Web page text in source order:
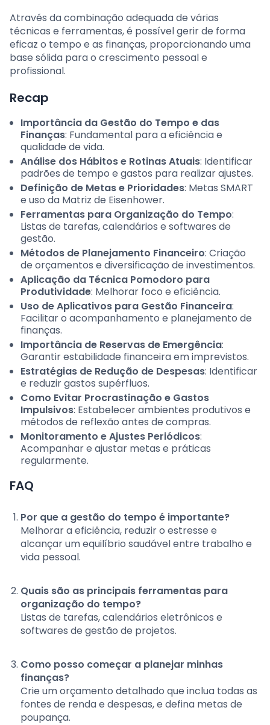
Através da combinação adequada de várias
técnicas e ferramentas, é possível gerir de forma
eficaz o tempo e as finanças, proporcionando uma
base sólida para o crescimento pessoal e
profissional.
Recap
Importância da Gestão do Tempo e das
Finanças: Fundamental para a eficiência e
qualidade de vida.
Análise dos Hábitos e Rotinas Atuais: Identificar
padrões de tempo e gastos para realizar ajustes.
Definição de Metas e Prioridades: Metas SMART
e uso da Matriz de Eisenhower.
Ferramentas para Organização do Tempo:
Listas de tarefas, calendários e softwares de
gestão.
Métodos de Planejamento Financeiro: Criação
de orçamentos e diversificação de investimentos.
Aplicação da Técnica Pomodoro para
Produtividade: Melhorar foco e eficiência.
Uso de Aplicativos para Gestão Financeira:
Facilitar o acompanhamento e planejamento de
finanças.
Importância de Reservas de Emergência:
Garantir estabilidade financeira em imprevistos.
Estratégias de Redução de Despesas: Identificar
e reduzir gastos supérfluos.
Como Evitar Procrastinação e Gastos
Impulsivos: Estabelecer ambientes produtivos e
métodos de reflexão antes de compras.
Monitoramento e Ajustes Periódicos:
Acompanhar e ajustar metas e práticas
regularmente.
FAQ
Por que a gestão do tempo é importante?
Melhorar a eficiência, reduzir o estresse e
alcançar um equilíbrio saudável entre trabalho e
vida pessoal.
Quais são as principais ferramentas para
organização do tempo?
Listas de tarefas, calendários eletrônicos e
softwares de gestão de projetos.
Como posso começar a planejar minhas
finanças?
Crie um orçamento detalhado que inclua todas as
fontes de renda e despesas, e defina metas de
poupança.